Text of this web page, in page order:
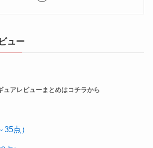
ュー
ュアレビューまとめはコチラから
点）